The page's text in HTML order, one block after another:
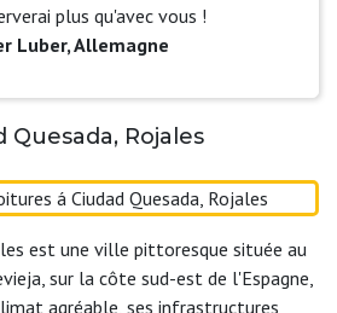
plus qu'avec vous !
Luber, Allemagne
Quesada, Rojales
est une ville pittoresque située au
sur la côte sud-est de l'Espagne,
agréable, ses infrastructures